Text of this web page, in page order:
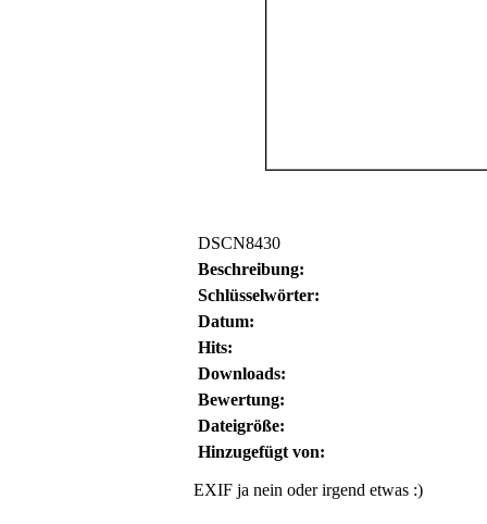
DSCN8430
Beschreibung:
Schlüsselwörter:
Datum:
Hits:
Downloads:
Bewertung:
Dateigröße:
Hinzugefügt von:
EXIF ja nein oder irgend etwas :)